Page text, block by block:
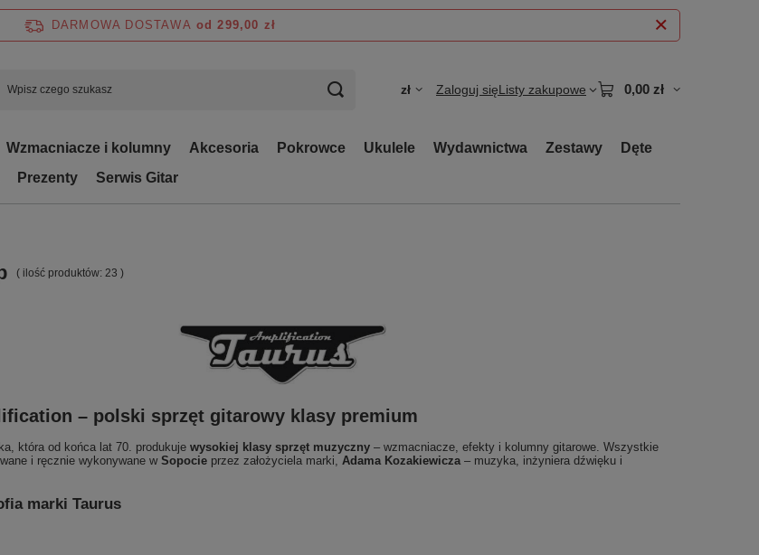
DARMOWA DOSTAWA od 299,00 zł
zł Zaloguj sięListy zakupowe 0,00 zł
Wzmacniacze i kolumny Akcesoria Pokrowce Ukulele Wydawnictwa Zestawy
Dęte
Prezenty Serwis Gitar
( ilość produktów: 23 )
– polski sprzęt gitarowy klasy premium
która od końca lat 70. produkuje wysokiej klasy sprzęt muzyczny – wzmacniacze, efekty i kolumny gitarowe. Wszystkie
i ręcznie wykonywane w Sopocie przez założyciela marki, Adama Kozakiewicza – muzyka, inżyniera dźwięku i
marki Taurus